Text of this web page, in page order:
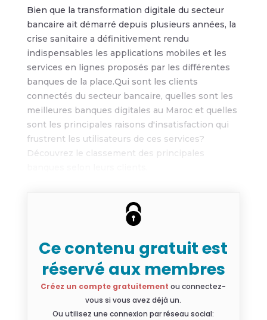
Bien que la transformation digitale du secteur
bancaire ait démarré depuis plusieurs années, la
crise sanitaire a définitivement rendu
indispensables les applications mobiles et les
services en lignes proposés par les différentes
banques de la place.Qui sont les clients
connectés du secteur bancaire, quelles sont les
meilleures banques digitales au Maroc et quelles
sont les principales raisons d'insatisfaction qui
frustrent les utilisateurs de ces services?
Découvrez le classement des principales
Ce contenu gratuit est
réservé aux membres
Créez un compte gratuitement ou connectez-
vous si vous avez déjà un.
Ou utilisez une connexion par réseau social: